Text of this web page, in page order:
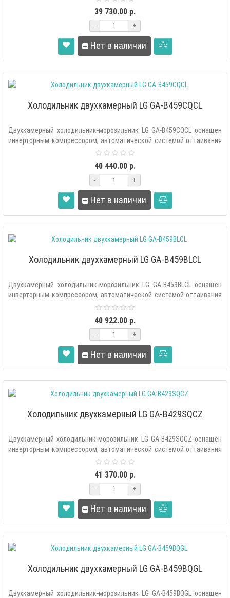
39 730.00 р.
- +
Нет в наличии
Холодильник двухкамерный LG GA-B459CQCL
Двухкамерный холодильник-морозильник LG GA-B459CQCL оснащен
инверторным компрессором, автоматической системой оттаивания
40 440.00 р.
- +
Нет в наличии
Холодильник двухкамерный LG GA-B459BLCL
Двухкамерный холодильник-морозильник LG GA-B459BLCL оснащен
инверторным компрессором, автоматической системой оттаивания
40 922.00 р.
- +
Нет в наличии
Холодильник двухкамерный LG GA-B429SQCZ
Двухкамерный холодильник-морозильник LG GA-B429SQCZ оснащен
инверторным компрессором, автоматической системой оттаивания
41 370.00 р.
- +
Нет в наличии
Холодильник двухкамерный LG GA-B459BQGL
Двухкамерный холодильник-морозильник LG GA-B459BQGL оснащен